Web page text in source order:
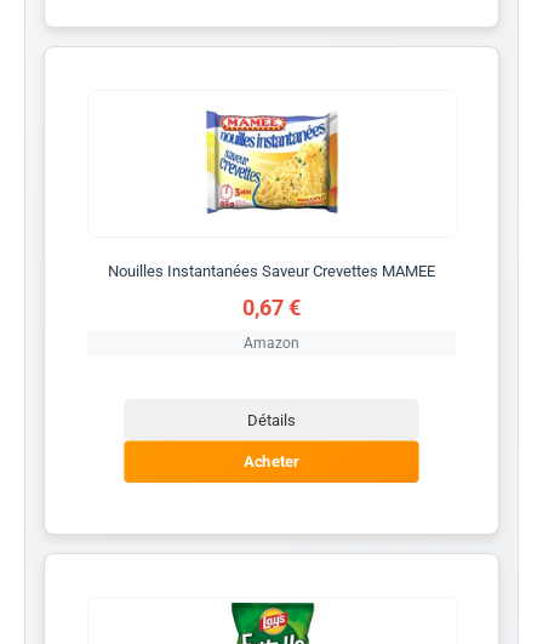
Nouilles Instantanées Saveur Crevettes MAMEE
0,67 €
Amazon
Détails
Acheter